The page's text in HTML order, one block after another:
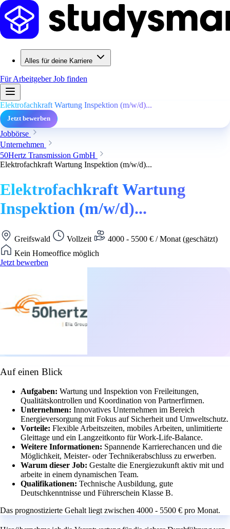
Alles für deine Karriere
Für ArbeitgeberJob finden
Elektrofachkraft Wartung Inspektion (m/w/d)...
Jetzt bewerben
Jobbörse
Unternehmen
50Hertz Transmission GmbH
Elektrofachkraft Wartung Inspektion (m/w/d)...
Elektrofachkraft Wartung
Inspektion (m/w/d)...
Greifswald Vollzeit
4000 - 5500 € / Monat (geschätzt)
Kein Homeoffice möglich
Jetzt bewerben
Auf einen Blick
Aufgaben: Wartung und Inspektion von Freileitungen,
Qualitätskontrollen und Koordination von Partnerfirmen.
Unternehmen: Innovatives Unternehmen im Bereich
Energieversorgung mit Fokus auf Sicherheit und Umweltschutz.
Vorteile: Flexible Arbeitszeiten, mobiles Arbeiten, unlimitierte
Gleittage und ein Langzeitkonto für Work-Life-Balance.
Weitere Informationen: Spannende Karrierechancen und die
Möglichkeit, Meister- oder Technikerabschluss zu erwerben.
Warum dieser Job: Gestalte die Energiezukunft aktiv mit und
arbeite in einem dynamischen Team.
Qualifikationen: Technische Ausbildung, gute
Deutschkenntnisse und Führerschein Klasse B.
Das prognostizierte Gehalt liegt zwischen 4000 - 5500 € pro Monat.